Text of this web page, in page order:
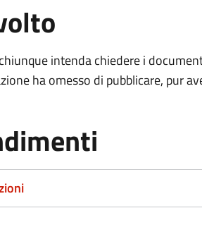
intenda chiedere i
ha omesso di pubblicare, pur